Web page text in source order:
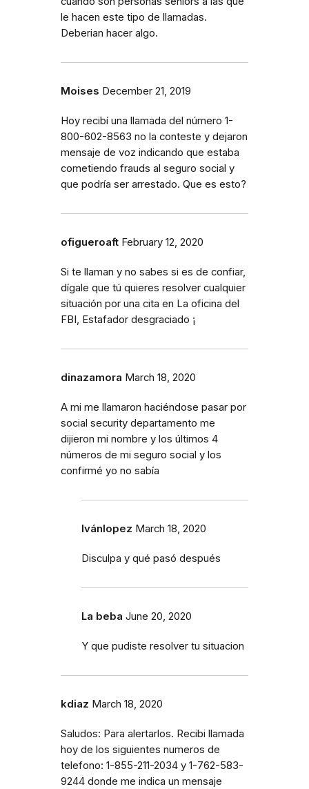
le hacen este tipo de llamadas.
Deberian hacer algo.
Moises December 21, 2019
Hoy recibí una llamada del número 1-
800-602-8563 no la conteste y dejaron
mensaje de voz indicando que estaba
cometiendo frauds al seguro social y
que podría ser arrestado. Que es esto?
ofigueroaft February 12, 2020
Si te llaman y no sabes si es de confiar,
dígale que tú quieres resolver cualquier
situación por una cita en La oficina del
FBI, Estafador desgraciado ¡
dinazamora March 18, 2020
A mi me llamaron haciéndose pasar por
social security departamento me
dijieron mi nombre y los últimos 4
números de mi seguro social y los
confirmé yo no sabía
Ivánlopez March 18, 2020
Disculpa y qué pasó después
La beba June 20, 2020
Y que pudiste resolver tu situacion
kdiaz March 18, 2020
Saludos: Para alertarlos. Recibi llamada
hoy de los siguientes numeros de
telefono: 1-855-211-2034 y 1-762-583-
9244 donde me indica un mensaje